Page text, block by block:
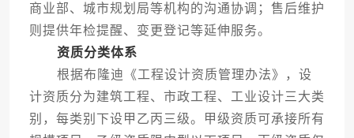
商业部、城市规划局等机构的沟通协调；售后维护
则提供年检提醒、变更登记等延伸服务。
资质分类体系
根据布隆迪《工程设计资质管理办法》，设
计资质分为建筑工程、市政工程、工业设计三大类
别，每类别下设甲乙丙三级。甲级资质可承接所有